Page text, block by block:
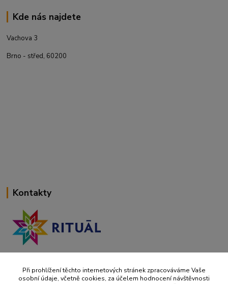
Kde nás najdete
Vachova 3
Brno - střed, 60200
Kontakty
(Po-Pá, 9-18 hod.)
Při prohlížení těchto internetových stránek zpracováváme Vaše
osobní údaje, včetně cookies, za účelem hodnocení návštěvnosti